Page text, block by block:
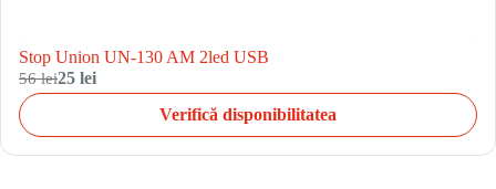
Stop Union UN-130 AM 2led USB
56 lei25 lei
Verifică disponibilitatea